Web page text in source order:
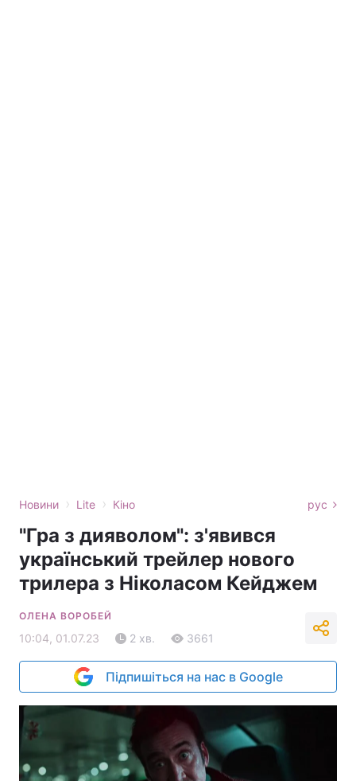
Новини › Lite › Кіно рус
"Гра з дияволом": з'явився
український трейлер нового
трилера з Ніколасом Кейджем
ОЛЕНА ВОРОБЕЙ
10:04, 01.07.23 2 хв. 3661
Підпишіться на нас в Google